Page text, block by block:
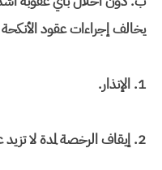
يخالف إجراءات عقود
1. الإنذار.
2. إيقاف الرخصة لمدة لا تزيد على سنة.